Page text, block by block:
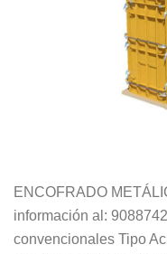
ENCOFRADO
información al:
convencionales Tipo